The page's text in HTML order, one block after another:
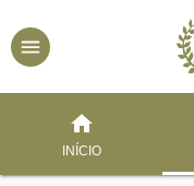
INÍCIO